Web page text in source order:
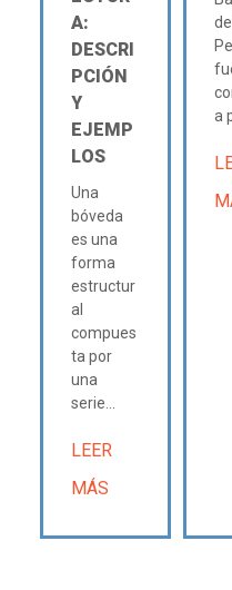
A:
DESCRI
PCIÓN
Y
EJEMP
LOS
Una
bóveda
es una
forma
estructur
al
compues
ta por
una
serie...
LEER
MÁS
a